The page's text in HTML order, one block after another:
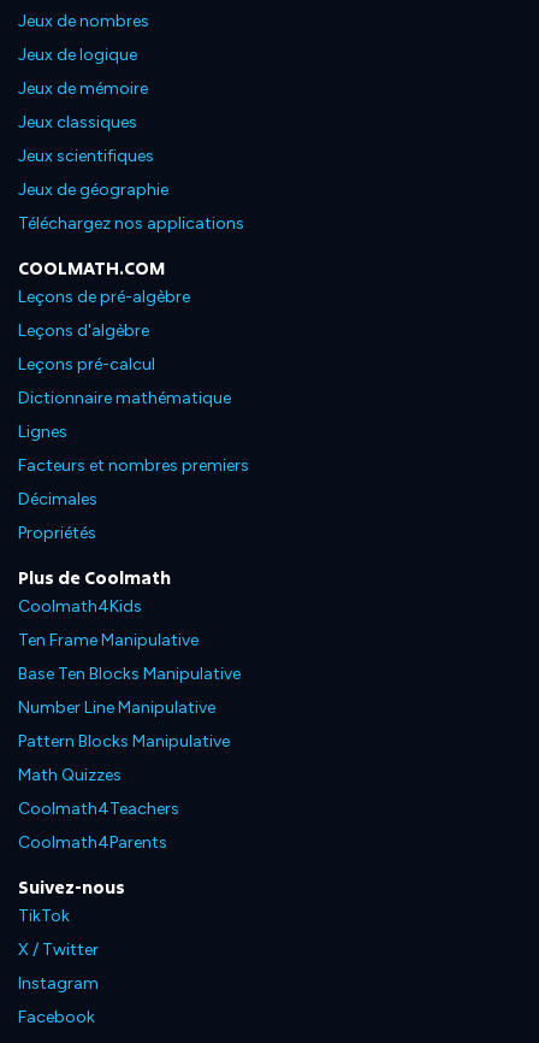
Jeux de nombres
Jeux de logique
Jeux de mémoire
Jeux classiques
Jeux scientifiques
Jeux de géographie
Téléchargez nos applications
COOLMATH.COM
Leçons de pré-algèbre
Leçons d'algèbre
Leçons pré-calcul
Dictionnaire mathématique
Lignes
Facteurs et nombres premiers
Décimales
Propriétés
Plus de Coolmath
Coolmath4Kids
Ten Frame Manipulative
Base Ten Blocks Manipulative
Number Line Manipulative
Pattern Blocks Manipulative
Math Quizzes
Coolmath4Teachers
Coolmath4Parents
Suivez-nous
TikTok
X / Twitter
Instagram
Facebook